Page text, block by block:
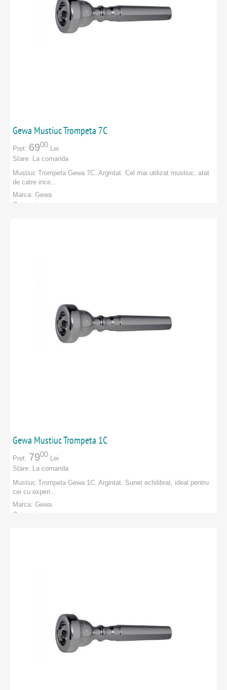
Gewa Mustiuc Trompeta 7C
Pret: 6900 Lei
Stare: La comanda
Mustiuc Trompeta Gewa 7C. Argintat. Cel mai utilizat mustiuc, atat
de catre ince...
Marca: Gewa
Categorie:
Gewa Mustiuc Trompeta 1C
Pret: 7900 Lei
Stare: La comanda
Mustiuc Trompeta Gewa 1C. Argintat. Sunet echilibrat, ideal pentru
cei cu experi...
Marca: Gewa
Categorie: